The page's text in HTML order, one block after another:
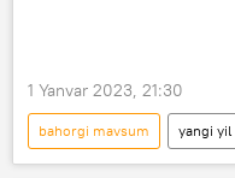
1 Yanvar 2023, 21:30
bahorgi mavsum yangi yil
moda laboratoriyasi